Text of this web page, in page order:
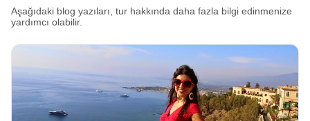
çıkarak hem popüler meydanları hem de gizli kalmış sokakları
sürerken, İspanyol Merdivenlerinde bir Roma dondurması
yemenin tadına varacaksınız. Amacımız, size sadece turistik
yerleri göstermek değil, İtalyan yaşam tarzını, o meşhur dolce
vitayı deneyimlemektir.
Büyük İtalya turu nedir, En iyi İtalya
turu hangisidiye akılınıza bazı sorular takılabilir. Tüm cevapları
burada bulacaksınız.
Aşağıdaki blog yazıları, tur hakkında daha fazla bilgi edinmenize
yardımcı olabilir.